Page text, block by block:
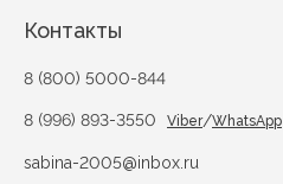
Контакты
8 (800) 5000-844
8 (996) 893-3550 Viber/WhatsApp
sabina-2005@inbox.ru